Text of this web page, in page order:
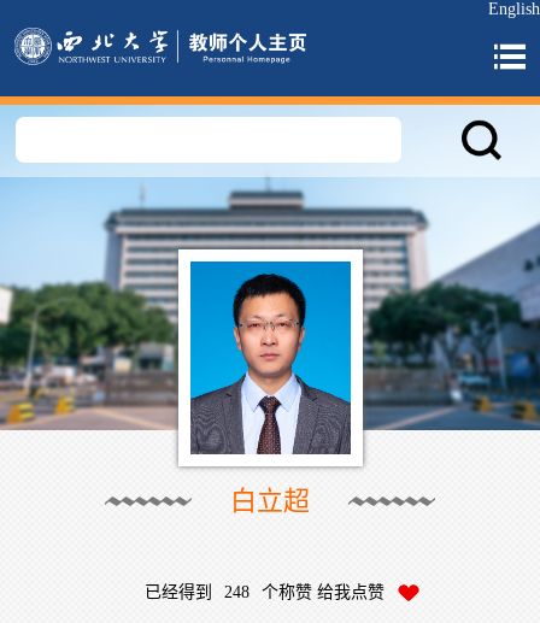
English
白立超
已经得到 248 个称赞 给我点赞